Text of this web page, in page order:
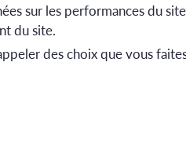
sur les performances du
du site.
des choix que vous